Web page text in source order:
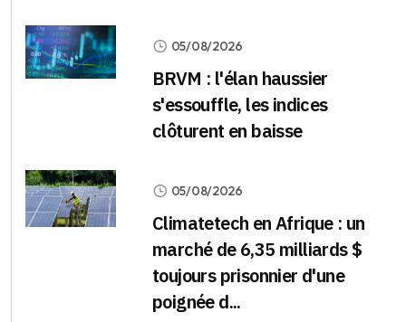
05/08/2026
BRVM : l'élan haussier
s'essouffle, les indices
clôturent en baisse
05/08/2026
Climatetech en Afrique : un
marché de 6,35 milliards $
toujours prisonnier d'une
poignée d...